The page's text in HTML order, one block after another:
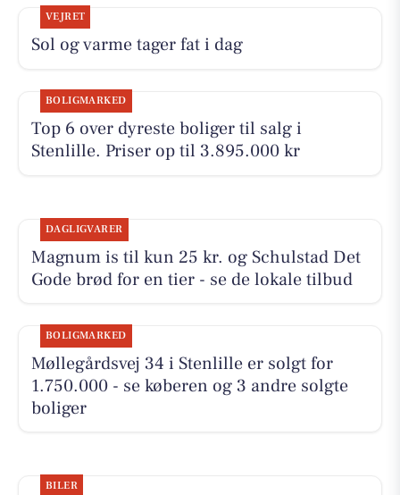
VEJRET
Sol og varme tager fat i dag
BOLIGMARKED
Top 6 over dyreste boliger til salg i
Stenlille. Priser op til 3.895.000 kr
DAGLIGVARER
Magnum is til kun 25 kr. og Schulstad Det
Gode brød for en tier - se de lokale tilbud
BOLIGMARKED
Møllegårdsvej 34 i Stenlille er solgt for
1.750.000 - se køberen og 3 andre solgte
boliger
BILER